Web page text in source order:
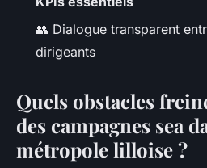
👥 Dialogue transparent
dirigeants
Quels obstacles
des campagnes sea
métropole lilloise ?